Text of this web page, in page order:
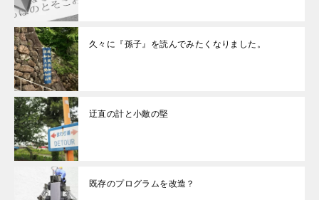
久々に『孫子』を読んでみたくなりました。
迂直の計と小敵の堅
既存のプログラムを改造？